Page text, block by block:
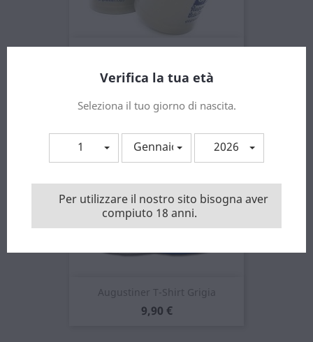
Prezzo
9,49 €
Augustiner T-Shirt Grigia
Prezzo
9,90 €
Verifica la tua età
Seleziona il tuo giorno di nascita.
1 Gennaio 2026
Per utilizzare il nostro sito bisogna aver
compiuto 18 anni.